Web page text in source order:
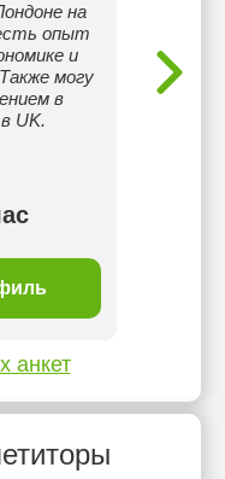
на
опыт
и
могу
в
UK.
трех
анкет